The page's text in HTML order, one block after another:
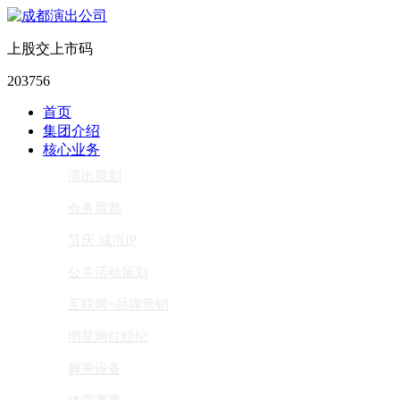
上股交上市码
203756
首页
集团介绍
核心业务